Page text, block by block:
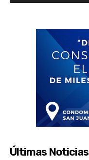
Últimas Noticias